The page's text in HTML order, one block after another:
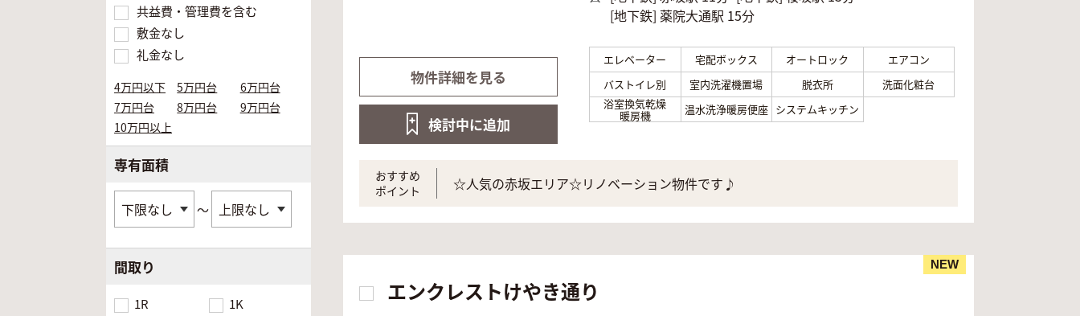
物件詳細を見る
検討中に追加
[地下鉄] 薬院大通駅 15分
エレベーター 宅配ボックス オートロック
エアコン
バストイレ別
室内洗濯機置場 脱衣所
洗面化粧台
浴室換気乾燥
暖房機 温水洗浄暖房便座 システムキッチン
おすすめ
ポイント
☆人気の赤坂エリア☆リノベーション物件です♪
エンクレストけやき通り
NEW
共益費・管理費を含む
敷金なし
礼金なし
4万円以下 5万円台
6万円台
7万円台
8万円台
9万円台
10万円以上
専有面積
～
間取り
1R
1K